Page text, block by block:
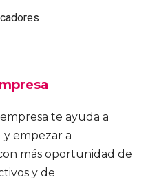
te ayuda a
empezar a
más oportunidad de
y de